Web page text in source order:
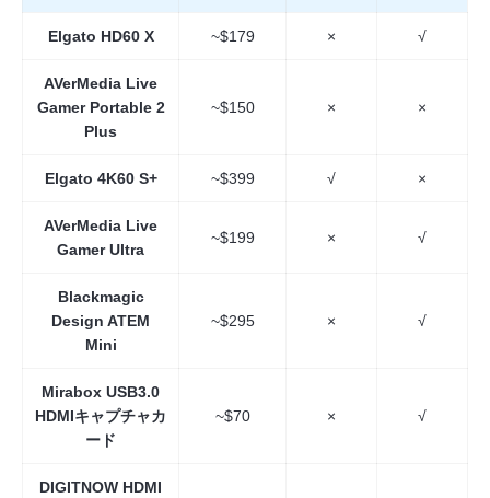
Elgato HD60 X ~$179 × √
AVerMedia Live
Gamer Portable 2
Plus
~$150 × ×
Elgato 4K60 S+ ~$399 √ ×
AVerMedia Live
Gamer Ultra
~$199 × √
Blackmagic
Design ATEM
Mini
~$295 × √
Mirabox USB3.0
HDMIキャプチャカ
ード
~$70 × √
DIGITNOW HDMI